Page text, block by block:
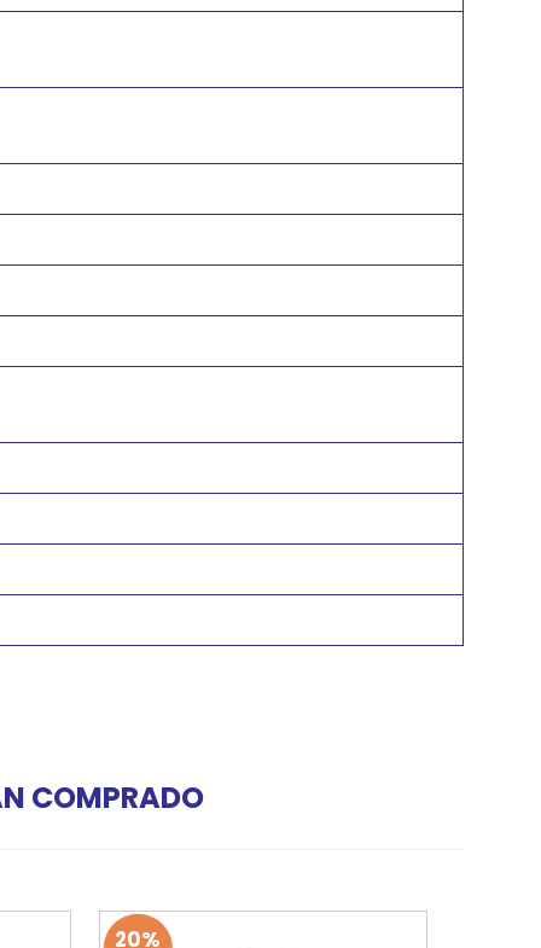
COMPRADO
20%